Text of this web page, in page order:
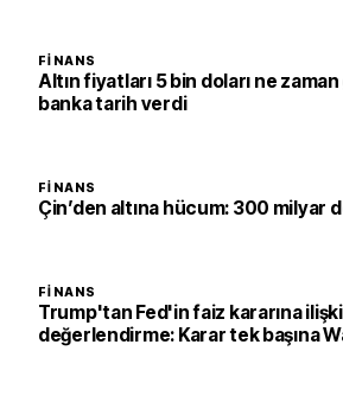
FINANS
Altın fiyatları 5 bin doları ne
banka tarih verdi
FINANS
Çin’den altına hücum: 300 milyar
FINANS
Trump'tan Fed'in faiz kararına
değerlendirme: Karar tek başına